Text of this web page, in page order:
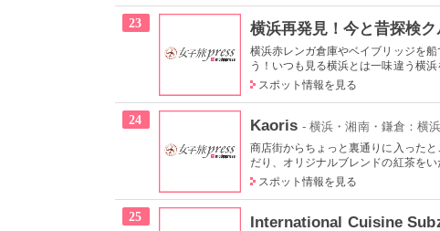
23 横浜再発見！今と昔探検
横浜赤レンガ倉庫やベイブリッジを
う！いつも見る横浜とは一味違う横
スポット情報を見る
24 Kaoris - 横浜・湘南・鎌倉：横
商店街からちょっと裏通りに入った
だり、オリジナルブレンドの紅茶を
スポット情報を見る
25 International Cuisine